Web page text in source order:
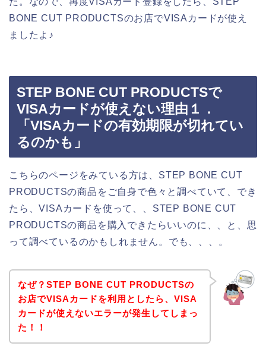
BONE CUT PRODUCTSのお店でVISAカードが使え
ましたよ♪
STEP BONE CUT PRODUCTSで
VISAカードが使えない理由１．
「VISAカードの有効期限が切れてい
るのかも」
こちらのページをみている方は、STEP BONE CUT
PRODUCTSの商品をご自身で色々と調べていて、でき
たら、VISAカードを使って、、STEP BONE CUT
PRODUCTSの商品を購入できたらいいのに、、と、思
って調べているのかもしれません。でも、、、。
なぜ？STEP BONE CUT PRODUCTSの
お店でVISAカードを利用としたら、VISA
カードが使えないエラーが発生してしまっ
た！！